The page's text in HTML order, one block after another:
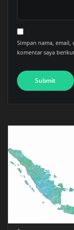
Simpan nama,
komentar saya